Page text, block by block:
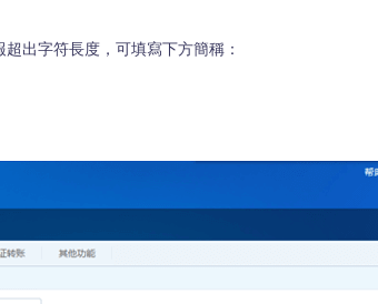
出字符長度，可填寫下方簡稱：